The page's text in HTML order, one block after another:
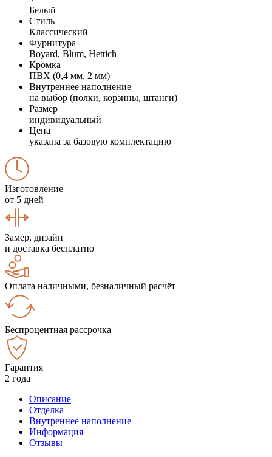
Белый
Стиль
Классический
Фурнитура
Boyard, Blum, Hettich
Кромка
ПВХ (0,4 мм, 2 мм)
Внутреннее наполнение
на выбор (полки, корзины, штанги)
Размер
индивидуальный
Цена
указана за базовую комплектацию
Изготовление
от 5 дней
Замер, дизайн
и доставка бесплатно
Оплата наличными, безналичный расчёт
Беспроцентная рассрочка
Гарантия
2 года
Описание
Отделка
Внутреннее наполнение
Информация
Отзывы